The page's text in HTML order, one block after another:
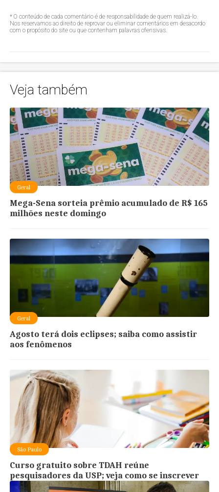
* O conteúdo de cada comentário é de responsabilidade de quem realizá-lo.
Nos reservamos ao direito de reprovar ou eliminar comentários em desacordo
com o propósito do site ou que contenham palavras ofensivas.
Veja também
Geral
Mega-Sena sorteia prêmio acumulado de R$ 165
milhões neste domingo
Geral
Agosto terá dois eclipses; saiba como assistir
aos fenômenos
São Paulo
Curso gratuito sobre TDAH reúne
pesquisadores da USP; veja como se inscrever